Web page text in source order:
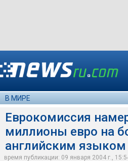
В МИРЕ
Еврокомиссия
миллионы евро на
английским языком
время публикации: 09 января 2004 г.,